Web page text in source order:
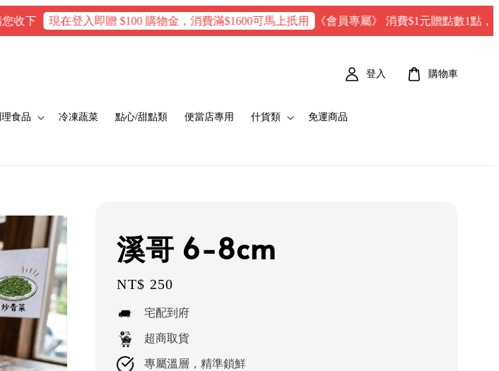
現在登入即贈 $100 購物金，消費滿$1600可馬上扺用 《會員專屬》 消費$1元贈點數1點，每100
食品 冷凍蔬菜 點心/甜點類 便當店專用 什貨類 免運商品
登入 購物車
溪哥 6-8cm
Regular
price
NT$ 250
宅配到府
超商取貨
專屬溫層，精準鎖鮮